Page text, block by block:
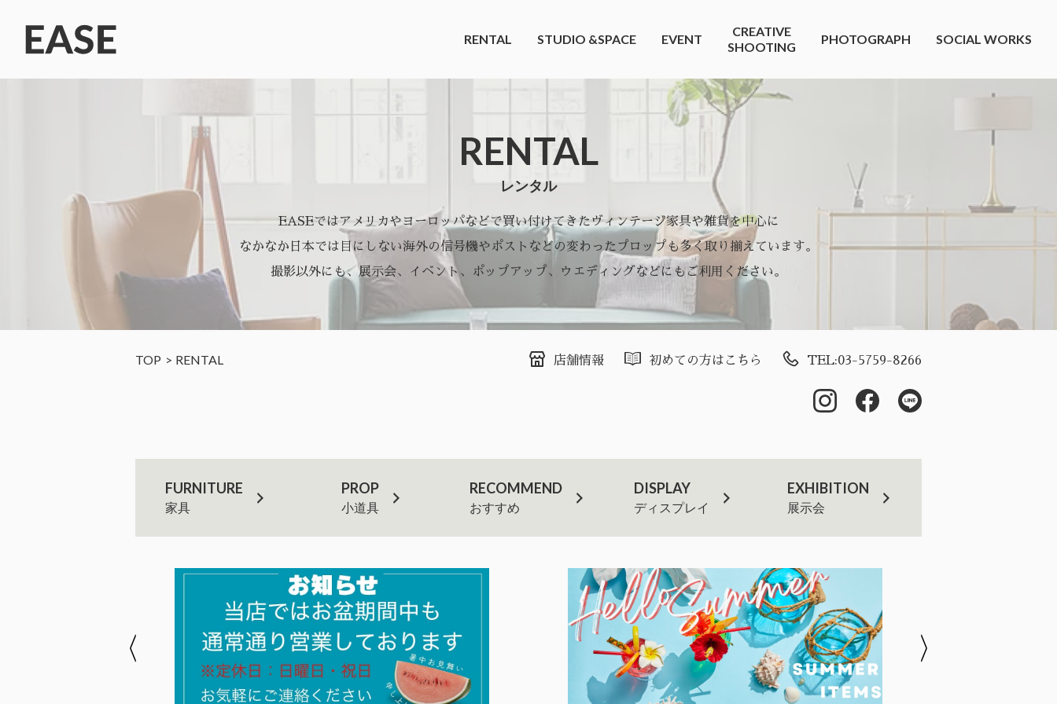
RENTAL STUDIO &SPACE EVENT
CREATIVE
SHOOTING
PHOTOGRAPH SOCIAL WORKS
RENTAL
レンタル
EASEではアメリカやヨーロッパなどで買い付けてきたヴィンテージ家具や雑貨を中心に
なかなか日本では目にしない海外の信号機やポストなどの変わったプロップも多く取り揃えています。
撮影以外にも、展示会、イベント、ポップアップ、ウエディングなどにもご利用ください。
TOP RENTAL 店舗情報 初めての方はこちら TEL:03-5759-8266
FURNITURE
家具
PROP
小道具
RECOMMEND
おすすめ
DISPLAY
ディスプレイ
EXHIBITION
展示会